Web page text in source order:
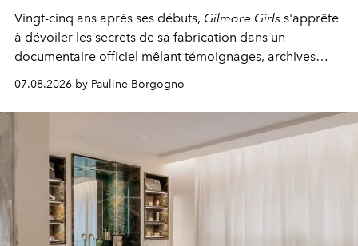
Vingt-cinq ans après ses débuts, Gilmore Girls s'apprête
à dévoiler les secrets de sa fabrication dans un
documentaire officiel mêlant témoignages, archives
générationnel.
07.08.2026 by Pauline Borgogno